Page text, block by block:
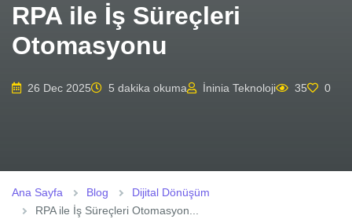
RPA ile İş Süreçleri
Otomasyonu
26 Dec 2025 5 dakika okuma İninia Teknoloji 35 0
Ana Sayfa Blog
Dijital Dönüşüm
RPA ile İş Süreçleri Otomasyon...